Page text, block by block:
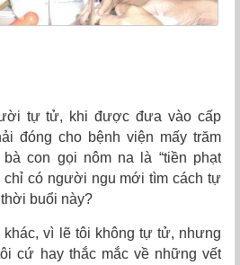
tự tử, khi được đưa vào cấp
đóng cho bệnh viện mấy trăm
con gọi nôm na là “tiền phạt
chỉ có người ngu mới tìm cách tự
buổi này?
vì lẽ tôi không tự tử, nhưng
cứ hay thắc mắc về những vết